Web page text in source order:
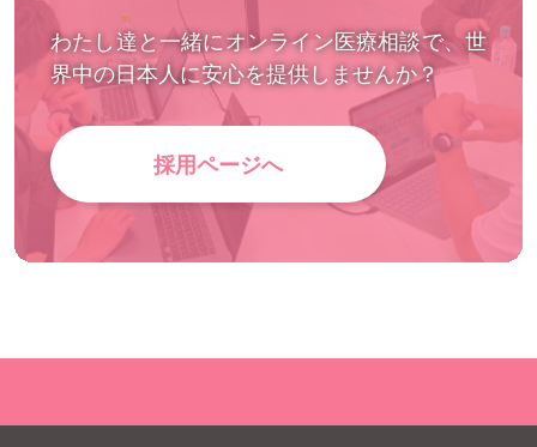
わたし達と一緒にオンライン医療相談で、世
界中の日本人に安心を提供しませんか？
採用ページへ